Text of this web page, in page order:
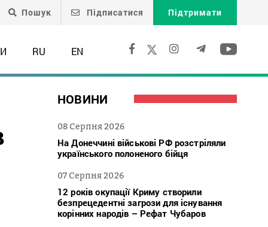
Пошук Підписатися Підтримати
RU EN
НОВИНИ
08 Серпня 2026
На Донеччині військові РФ розстріляли
українського полоненого бійця
07 Серпня 2026
12 років окупації Криму створили
безпрецедентні загрози для існування
корінних народів – Рефат Чубаров